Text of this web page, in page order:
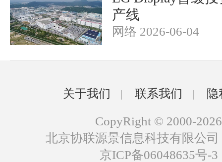
产线
网络 2026-06-04
关于我们 | 联系我们 |
CopyRight © 2000-2026
北京协联源景信息科技有限公
京ICP备06048635号-3